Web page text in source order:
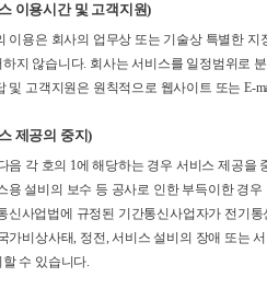
이용시간 및 고객지원)
이용은 회사의 업무상 또는 기술상 특별한
지 않습니다. 회사는 서비스를 일정범위로
및 고객지원은 원칙적으로 웹사이트 또는 E-
제공의 중지)
음 각 호의 1에 해당하는 경우 서비스 제공을
용 설비의 보수 등 공사로 인한 부득이한 경우
신사업법에 규정된 기간통신사업자가 전기
가비상사태, 정전, 서비스 설비의 장애 또는
수 있습니다.